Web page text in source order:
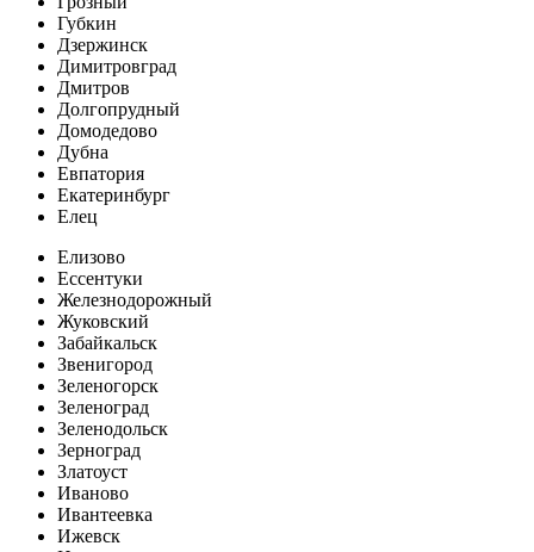
Губкин
Дзержинск
Димитровград
Дмитров
Долгопрудный
Домодедово
Дубна
Евпатория
Екатеринбург
Елец
Елизово
Ессентуки
Железнодорожный
Жуковский
Забайкальск
Звенигород
Зеленогорск
Зеленоград
Зеленодольск
Зерноград
Златоуст
Иваново
Ивантеевка
Ижевск